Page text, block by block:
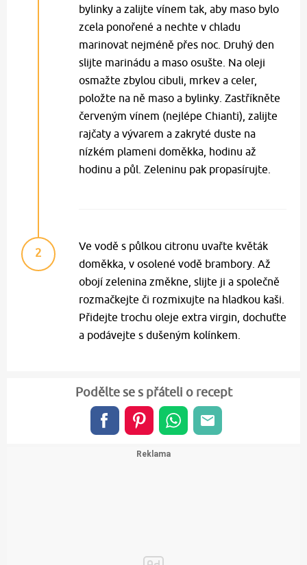
bylinky a zalijte vínem tak, aby maso bylo
zcela ponořené a nechte v chladu
marinovat nejméně přes noc. Druhý den
slijte marinádu a maso osušte. Na oleji
osmažte zbylou cibuli, mrkev a celer,
položte na ně maso a bylinky. Zastříkněte
červeným vínem (nejlépe Chianti), zalijte
rajčaty a vývarem a zakryté duste na
nízkém plameni doměkka, hodinu až
hodinu a půl. Zeleninu pak propasírujte.
2
Ve vodě s půlkou citronu uvařte květák
doměkka, v osolené vodě brambory. Až
obojí zelenina změkne, slijte ji a společně
rozmačkejte či rozmixujte na hladkou kaši.
Přidejte trochu oleje extra virgin, dochuťte
a podávejte s dušeným kolínkem.
Podělte se s přáteli o recept